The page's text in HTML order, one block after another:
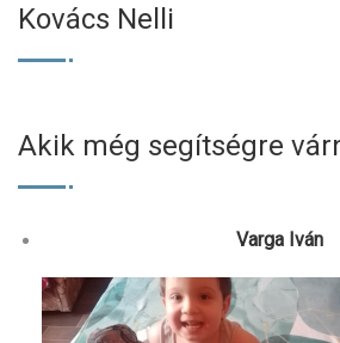
Kovács Nelli
Akik még segítségre
Varga Iván